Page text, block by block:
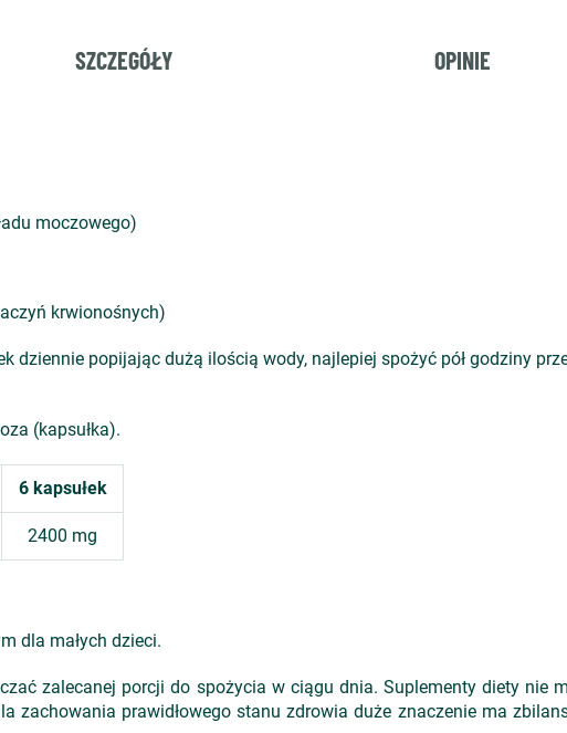
SZCZEGÓŁY OPINIE
moczowego)
krwionośnych)
dziennie popijając dużą ilością wody, najlepiej spożyć pół godziny
(kapsułka).
6 kapsułek
2400 mg
dla małych dzieci.
zalecanej porcji do spożycia w ciągu dnia. Suplementy diety nie
zachowania prawidłowego stanu zdrowia duże znaczenie ma